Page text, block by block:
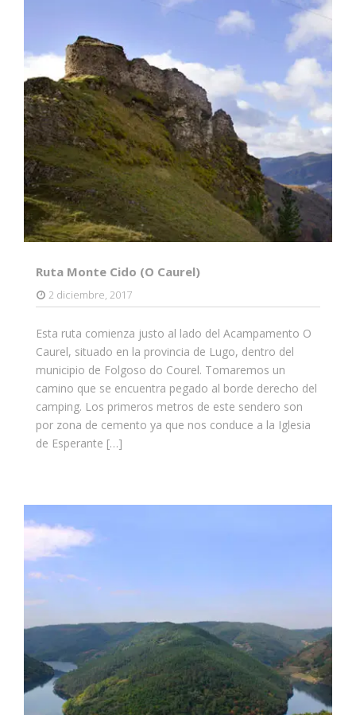
Ruta Monte Cido (O Caurel)
2 diciembre, 2017
Esta ruta comienza justo al lado del Acampamento O
Caurel, situado en la provincia de Lugo, dentro del
municipio de Folgoso do Courel. Tomaremos un
camino que se encuentra pegado al borde derecho del
camping. Los primeros metros de este sendero son
por zona de cemento ya que nos conduce a la Iglesia
de Esperante […]